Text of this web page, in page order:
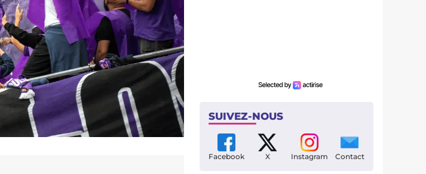
SUIVEZ-NOUS
Facebook X Instagram Contact